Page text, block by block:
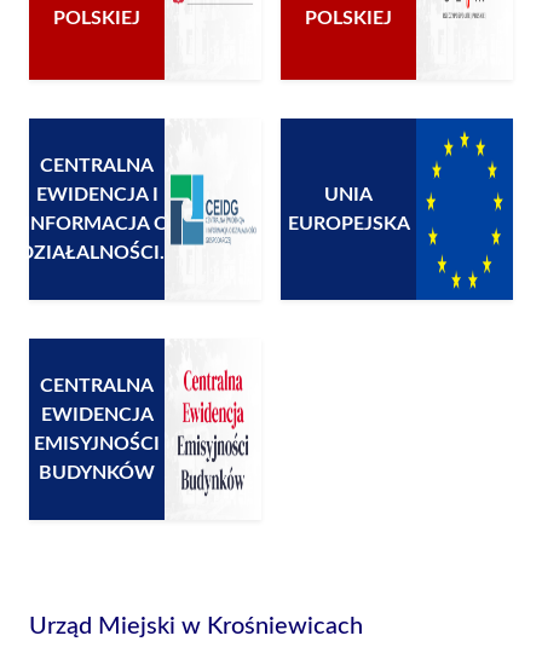
POLSKIEJ
POLSKIEJ
CENTRALNA
EWIDENCJA I
INFORMACJA O
DZIAŁALNOŚCI...
UNIA
EUROPEJSKA
CENTRALNA
EWIDENCJA
EMISYJNOŚCI
BUDYNKÓW
Urząd Miejski w Krośniewicach